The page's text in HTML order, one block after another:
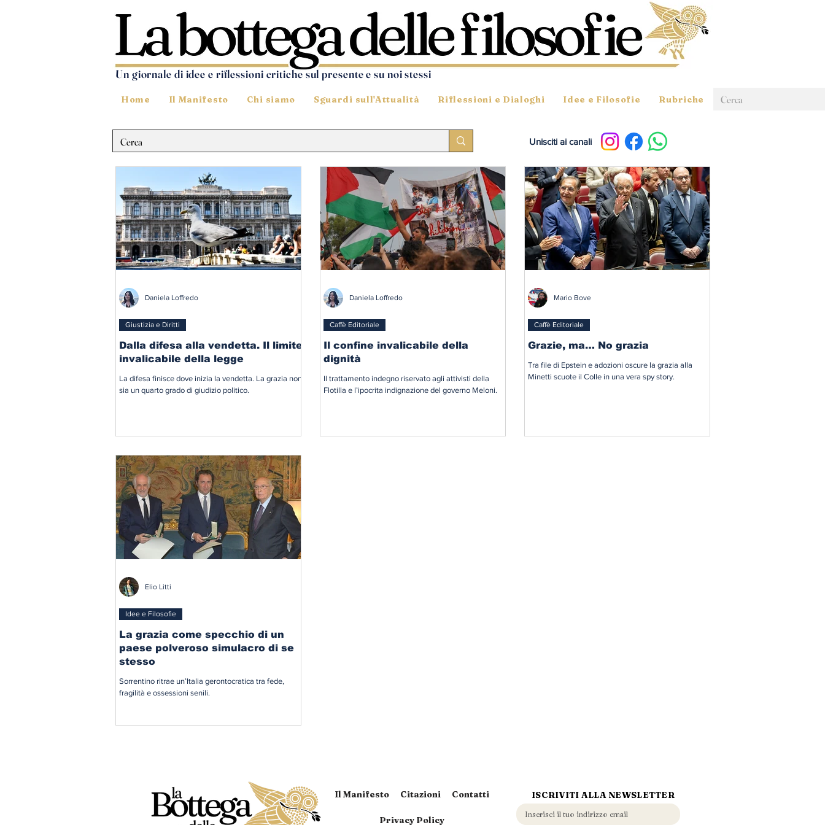
Un giornale di idee e riflessioni critiche sul presente e su noi stessi
Home Il Manifesto Chi siamo Sguardi sull'Attualità Riflessioni e Dialoghi Idee e Filosofie Rubriche
Unisciti ai canali
Dalla difesa alla vendetta. Il limite
invalicabile della legge
La difesa finisce dove inizia la vendetta. La grazia non
sia un quarto grado di giudizio politico.
Giustizia e Diritti
Daniela Loffredo
Il confine invalicabile della
dignità
Il trattamento indegno riservato agli attivisti della
Flotilla e l’ipocrita indignazione del governo Meloni.
Caffè Editoriale
Daniela Loffredo
Grazie, ma… No grazia
Tra file di Epstein e adozioni oscure la grazia alla
Minetti scuote il Colle in una vera spy story.
Caffè Editoriale
Mario Bove
La grazia come specchio di un
paese polveroso simulacro di se
stesso
Sorrentino ritrae un’Italia gerontocratica tra fede,
fragilità e ossessioni senili.
Idee e Filosofie
Elio Litti
Il Manifesto Citazioni Contatti
Privacy Policy
ISCRIVITI ALLA NEWSLETTER